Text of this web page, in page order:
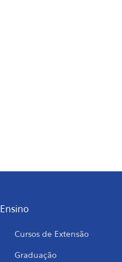
Ensino
Cursos de Extensão
Graduação